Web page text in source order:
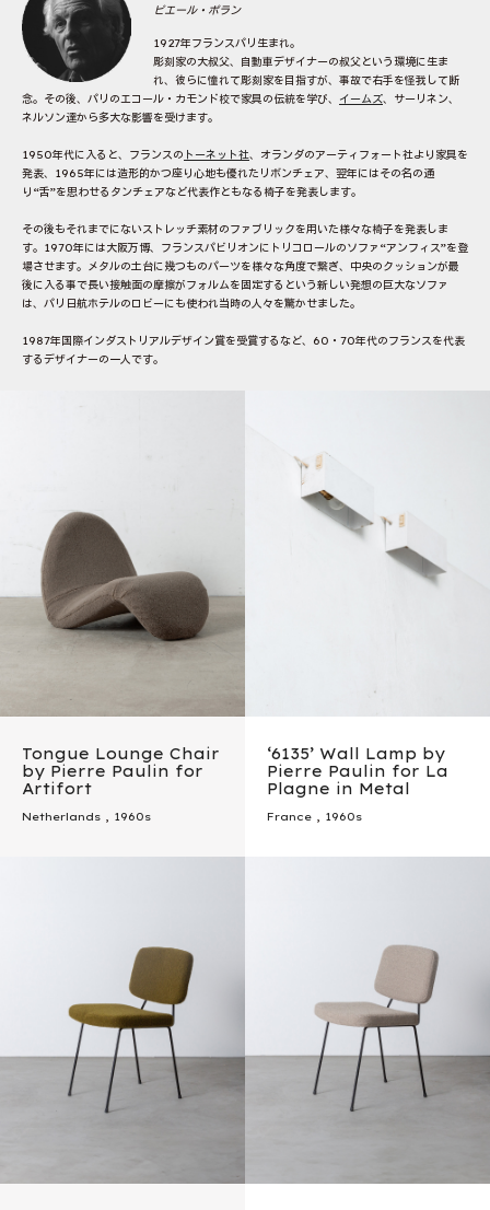
ピエール・ポラン
1927年フランスパリ生まれ。
彫刻家の大叔父、自動車デザイナーの叔父という環境に生ま
れ、彼らに憧れて彫刻家を目指すが、事故で右手を怪我して断
念。その後、パリのエコール・カモンド校で家具の伝統を学び、 イームズ、サーリネン、
ネルソン達から多大な影響を受けます。
1950年代に入ると、フランスの トーネット社、オランダのアーティフォート社より家具を
発表、1965年には造形的かつ座り心地も優れたリボンチェア、翌年にはその名の通
り“舌”を思わせるタンチェアなど代表作ともなる椅子を発表します。
その後もそれまでにないストレッチ素材のファブリックを用いた様々な椅子を発表しま
す。1970年には大阪万博、フランスパビリオンにトリコロールのソファ“アンフィス”を登
場させます。メタルの土台に幾つものパーツを様々な角度で繋ぎ、中央のクッションが最
後に入る事で長い接触面の摩擦がフォルムを固定するという新しい発想の巨大なソファ
は、パリ日航ホテルのロビーにも使われ当時の人々を驚かせました。
1987年国際インダストリアルデザイン賞を受賞するなど、60・70年代のフランスを代表
するデザイナーの一人です。
Tongue Lounge Chair
by Pierre Paulin for
Artifort
Netherlands , 1960s
‘6135’ Wall Lamp by
Pierre Paulin for La
Plagne in Metal
France , 1960s